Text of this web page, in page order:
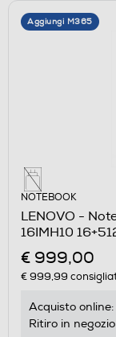
Aggiungi M365
NOTEBOOK
LENOVO -
16IMH10
€ 999,00
€ 999,99
Acquisto online:
Ritiro in